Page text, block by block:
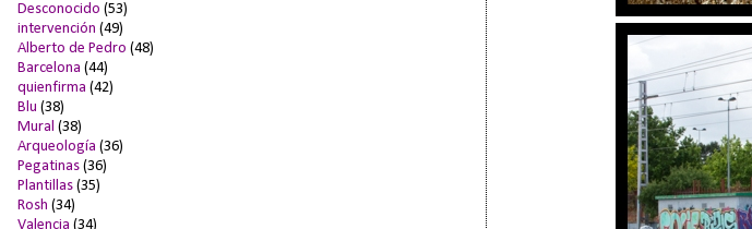
Desconocido (53)
intervención (49)
Alberto de Pedro (48)
Barcelona (44)
quienfirma (42)
Blu (38)
Mural (38)
Arqueología (36)
Pegatinas (36)
Plantillas (35)
Rosh (34)
Valencia (34)